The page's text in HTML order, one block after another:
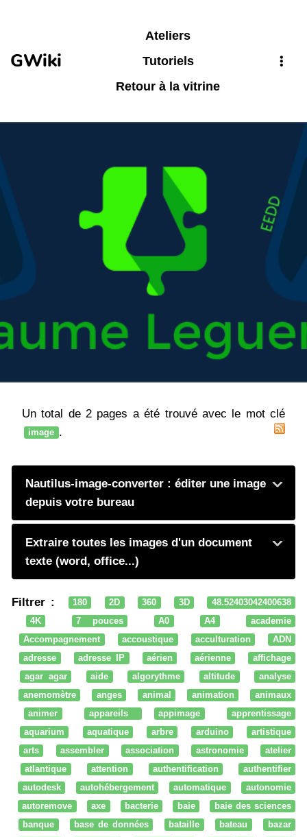
GWiki
Ateliers
Tutoriels
Retour à la vitrine
Un total de 2 pages a été trouvé avec le mot clé
image .
Nautilus-image-converter : éditer une image
depuis votre bureau
Extraire toutes les images d'un document
texte (word, office...)
Filtrer : 180 2D 360 3D
48.52403042400638
4K
7 pouces A0 A4
academie
Accompagnement
accoustique acculturation
ADN
adresse
adresse IP aérien aérienne
affichage
agar agar
aide algorythme altitude
analyse
anemomètre
anges animal animation
animaux
animer
appareils appimage
apprentissage
aquarium
aquatique arbre arduino
artistique
arts
assembler association astronomie
atelier
atlantique
attention authentification
authentifier
autodesk
autohébergement automatique
autonomie
autoremove
axe bacterie baie
baie des sciences
banque
base de données bataille bateau
bazar